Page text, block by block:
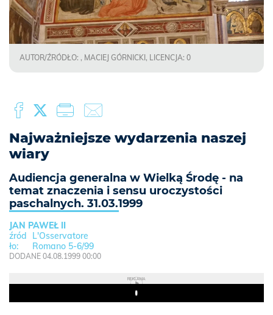
AUTOR/ŹRÓDŁO: , MACIEJ GÓRNICKI, LICENCJA: 0
Najważniejsze wydarzenia naszej
wiary
Audiencja generalna w Wielką Środę - na
temat znaczenia i sensu uroczystości
paschalnych. 31.03.1999
JAN PAWEŁ II
L'Osservatore
Romano 5-6/99
DODANE 04.08.1999 00:00
REKLAMA
Play